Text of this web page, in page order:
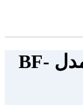
خردکن دو مخزن بنس مدل BF-